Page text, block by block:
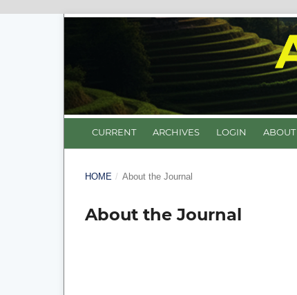
CURRENT ARCHIVES LOGIN ABOUT
HOME / About the Journal
About the Journal